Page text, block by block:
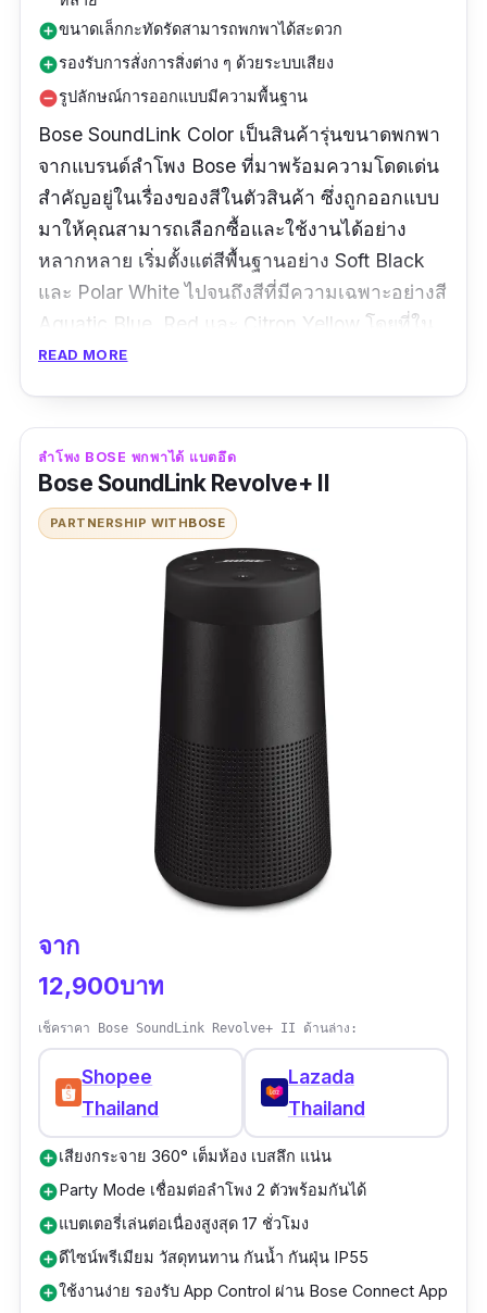
add_circleขนาดเล็กกะทัดรัดสามารถพกพาได้สะดวก
add_circleรองรับการสั่งการสิ่งต่าง ๆ ด้วยระบบเสียง
remove_circleรูปลักษณ์การออกแบบมีความพื้นฐาน
Bose SoundLink Color เป็นสินค้ารุ่นขนาดพกพา
จากแบรนด์ลำโพง Bose ที่มาพร้อมความโดดเด่น
สำคัญอยู่ในเรื่องของสีในตัวสินค้า ซึ่งถูกออกแบบ
มาให้คุณสามารถเลือกซื้อและใช้งานได้อย่าง
หลากหลาย เริ่มตั้งแต่สีพื้นฐานอย่าง Soft Black
และ Polar White ไปจนถึงสีที่มีความเฉพาะอย่างสี
Aquatic Blue, Red และ Citron Yellow โดยที่ใน
ด้านของการใช้งานนั้น หลัก ๆ แล้วก็จะประกอบ
ประสิทธิภาพ ด้วยการทำงานของระบบ Bluetooth
4.2 ครับ
ข้อมูลเฉพาะ
5.25" H x 5" W x 2.25" D |
กิโลกรัม
มาตรฐานการกันน้ำ :
ระยะเวลาการใช้งานต่อ
8 ชั่วโมง
เวอร์ชั่น Bluetooth :Bluetooth 4.2
ได้12/12 - 38XX
เสียงดี เสียงใส เบสมีในระดับที่พอใจเมื่อเทียบกับ
แต่ฟังแล้วยังเครียดอยู่คงต้องรอพ้นเบิร์นก่อนน่าจะ
กลมกล่อมกว่านี้
READ MORE
ลำโพง BOSE พกพาได้ แบตอึด
Bose SoundLink Revolve+ II
PARTNERSHIP WITHBOSE
จาก
12,900บาท
เช็คราคา Bose SoundLink Revolve+ II ด้านล่าง:
Shopee
Thailand
Lazada
Thailand
add_circleเสียงกระจาย 360° เต็มห้อง เบสลึก แน่น
add_circleParty Mode เชื่อมต่อลำโพง 2 ตัวพร้อมกันได้
add_circleแบตเตอรี่เล่นต่อเนื่องสูงสุด 17 ชั่วโมง
add_circleดีไซน์พรีเมียม วัสดุทนทาน กันน้ำ กันฝุ่น IP55
add_circleใช้งานง่าย รองรับ App Control ผ่าน Bose Connect App